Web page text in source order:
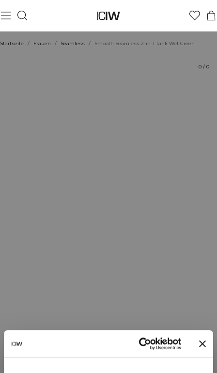
Startseite / Frauen / Seamless / Smooth Seamless 2-in-1 Tank Wet Green
0 / 0